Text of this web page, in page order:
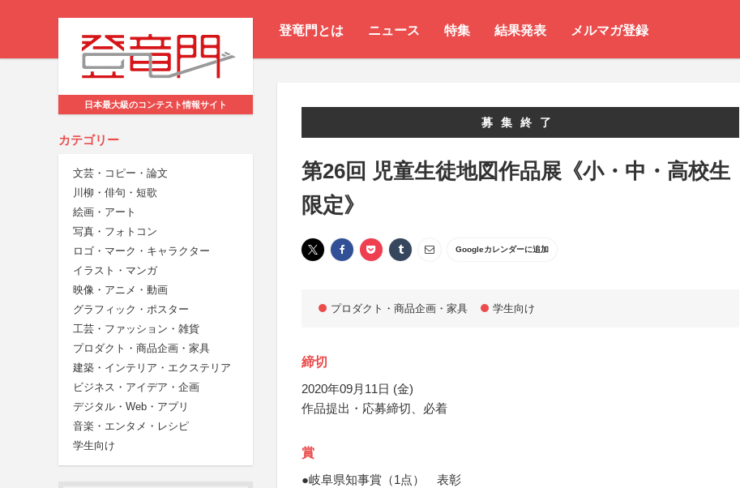
登竜門とは ニュース 特集 結果発表 メルマガ登録
日本最大級のコンテスト情報サイト
カテゴリー
文芸・コピー・論文
川柳・俳句・短歌
絵画・アート
写真・フォトコン
ロゴ・マーク・キャラクター
イラスト・マンガ
映像・アニメ・動画
グラフィック・ポスター
工芸・ファッション・雑貨
プロダクト・商品企画・家具
建築・インテリア・エクステリア
ビジネス・アイデア・企画
デジタル・Web・アプリ
音楽・エンタメ・レシピ
学生向け
募集終了
第26回 児童生徒地図作品展《小・中・高校生
限定》
Googleカレンダーに追加
プロダクト・商品企画・家具 学生向け
締切
2020年09月11日 (金)
作品提出・応募締切、必着
賞
●岐阜県知事賞（1点） 表彰